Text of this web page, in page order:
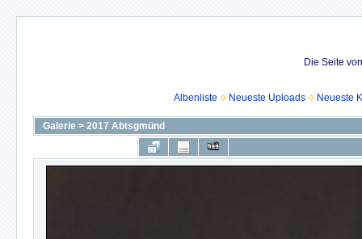
Die Seite
Albenliste Neueste Uploads Neueste
Galerie > 2017 Abtsgmünd